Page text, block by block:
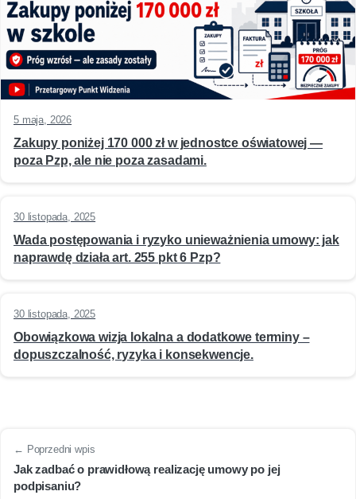
5 maja, 2026
Zakupy poniżej 170 000 zł w jednostce oświatowej —
poza Pzp, ale nie poza zasadami.
30 listopada, 2025
Wada postępowania i ryzyko unieważnienia umowy: jak
naprawdę działa art. 255 pkt 6 Pzp?
30 listopada, 2025
Obowiązkowa wizja lokalna a dodatkowe terminy –
dopuszczalność, ryzyka i konsekwencje.
← Poprzedni wpis
Jak zadbać o prawidłową realizację umowy po jej
podpisaniu?